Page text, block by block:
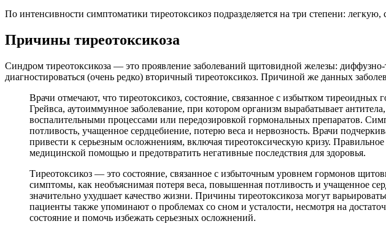
По интенсивности симптоматики тиреотоксикоз подразделяется на три степени:
Причины тиреотоксикоза
Синдром тиреотоксикоза — это проявление заболеваний щитовидной железы:
диагностироваться (очень редко) вторичный тиреотоксикоз. Причиной же данных
Врачи отмечают, что тиреотоксикоз, состояние, связанное с избытком
Грейвса, аутоиммунное заболевание, при котором организм вырабатывает
воспалительными процессами или передозировкой гормональных препаратов.
потливость, учащенное сердцебиение, потерю веса и нервозность. Врачи
привести к серьезным осложнениям, включая тиреотоксическую кризу.
медицинской помощью и предотвратить негативные последствия для здоровья.
Тиреотоксикоз — это состояние, связанное с избыточным уровнем гормонов
симптомы, как необъяснимая потеря веса, повышенная потливость и учащенное
значительно ухудшает качество жизни. Причины тиреотоксикоза могут
пациенты также упоминают о проблемах со сном и усталости, несмотря на
состояние и помочь избежать серьезных осложнений.